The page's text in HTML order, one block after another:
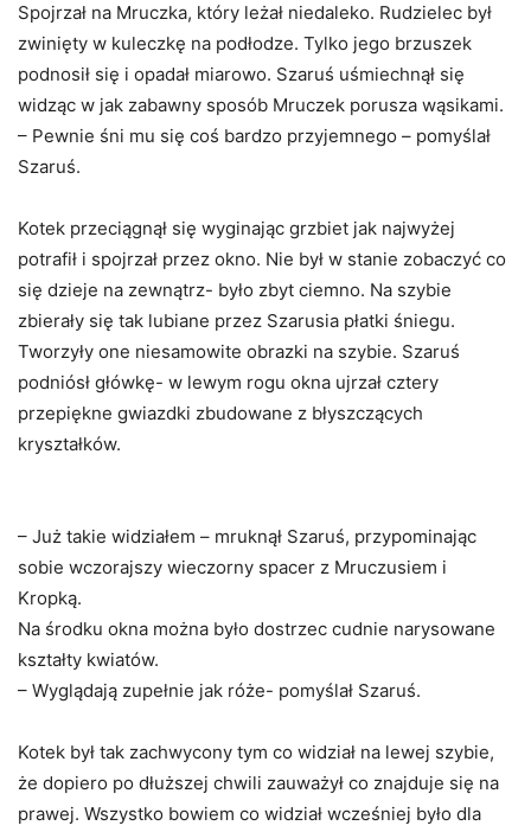
Spojrzał na Mruczka, który leżał niedaleko. Rudzielec był
zwinięty w kuleczkę na podłodze. Tylko jego brzuszek
podnosił się i opadał miarowo. Szaruś uśmiechnął się
widząc w jak zabawny sposób Mruczek porusza wąsikami.
– Pewnie śni mu się coś bardzo przyjemnego – pomyślał
Szaruś.
Kotek przeciągnął się wyginając grzbiet jak najwyżej
potrafił i spojrzał przez okno. Nie był w stanie zobaczyć co
się dzieje na zewnątrz- było zbyt ciemno. Na szybie
zbierały się tak lubiane przez Szarusia płatki śniegu.
Tworzyły one niesamowite obrazki na szybie. Szaruś
podniósł główkę- w lewym rogu okna ujrzał cztery
przepiękne gwiazdki zbudowane z błyszczących
kryształków.
– Już takie widziałem – mruknął Szaruś, przypominając
sobie wczorajszy wieczorny spacer z Mruczusiem i
Kropką.
Na środku okna można było dostrzec cudnie narysowane
kształty kwiatów.
– Wyglądają zupełnie jak róże- pomyślał Szaruś.
Kotek był tak zachwycony tym co widział na lewej szybie,
że dopiero po dłuższej chwili zauważył co znajduje się na
prawej. Wszystko bowiem co widział wcześniej było dla